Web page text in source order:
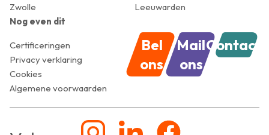
Zwolle
Leeuwarden
Nog even dit
Certificeringen
Privacy verklaring
Cookies
Algemene voorwaarden
Bel
ons
Mail
ons
Contact